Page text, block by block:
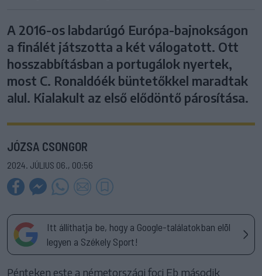
A 2016-os labdarúgó Európa-bajnokságon
a finálét játszotta a két válogatott. Ott
hosszabbításban a portugálok nyertek,
most C. Ronaldóék büntetőkkel maradtak
alul. Kialakult az első elődöntő párosítása.
JÓZSA CSONGOR
2024. JÚLIUS 06., 00:56
Itt állíthatja be, hogy a Google-találatokban elöl
legyen a Székely Sport!
Pénteken este a németországi foci Eb második